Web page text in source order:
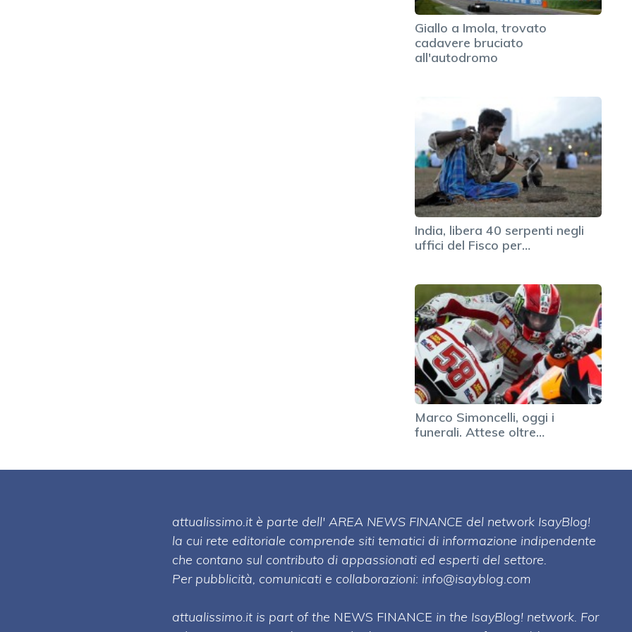
Giallo a Imola, trovato
cadavere bruciato
all'autodromo
India, libera 40 serpenti negli
uffici del Fisco per…
Marco Simoncelli, oggi i
funerali. Attese oltre…
attualissimo.it è parte dell' AREA NEWS FINANCE del network IsayBlog!
la cui rete editoriale comprende siti tematici di informazione indipendente
che contano sul contributo di appassionati ed esperti del settore.
Per pubblicità, comunicati e collaborazioni: info@isayblog.com
attualissimo.it is part of the NEWS FINANCE in the IsayBlog! network. For